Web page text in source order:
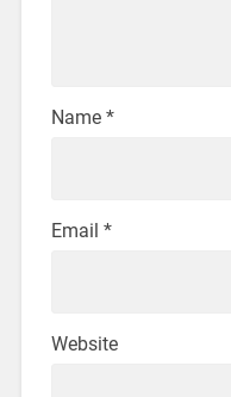
Name *
Email *
Website